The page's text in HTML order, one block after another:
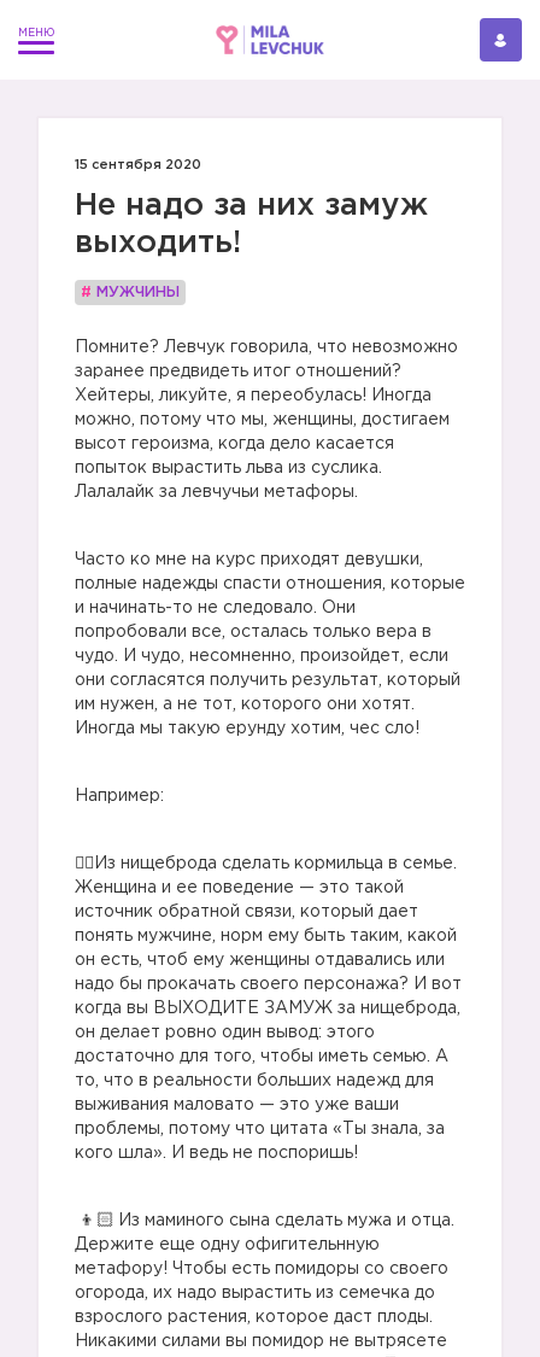
15 сентября 2020
Не надо за них замуж
выходить!
# МУЖЧИНЫ
Помните? Левчук говорила, что невозможно
заранее предвидеть итог отношений?
Хейтеры, ликуйте, я переобулась! Иногда
можно, потому что мы, женщины, достигаем
высот героизма, когда дело касается
попыток вырастить льва из суслика.
Лалалайк за левчучьи метафоры.⠀
Часто ко мне на курс приходят девушки,
полные надежды спасти отношения, которые
и начинать-то не следовало. Они
попробовали все, осталась только вера в
чудо. И чудо, несомненно, произойдет, если
они согласятся получить результат, который
им нужен, а не тот, которого они хотят.
Иногда мы такую ерунду хотим, чес сло!⠀
Например:
🧟‍♂️Из нищеброда сделать кормильца в семье.
Женщина и ее поведение — это такой
источник обратной связи, который дает
понять мужчине, норм ему быть таким, какой
он есть, чтоб ему женщины отдавались или
надо бы прокачать своего персонажа? И вот
когда вы ВЫХОДИТЕ ЗАМУЖ за нищеброда,
он делает ровно один вывод: этого
достаточно для того, чтобы иметь семью. А
то, что в реальности больших надежд для
выживания маловато — это уже ваши
проблемы, потому что цитата «Ты знала, за
кого шла». И ведь не поспоришь!
Из маминого сына сделать мужа и отца.
Держите еще одну офигительнную
метафору! Чтобы есть помидоры со своего
огорода, их надо вырастить из семечка до
взрослого растения, которое даст плоды.
Никакими силами вы помидор не вытрясете